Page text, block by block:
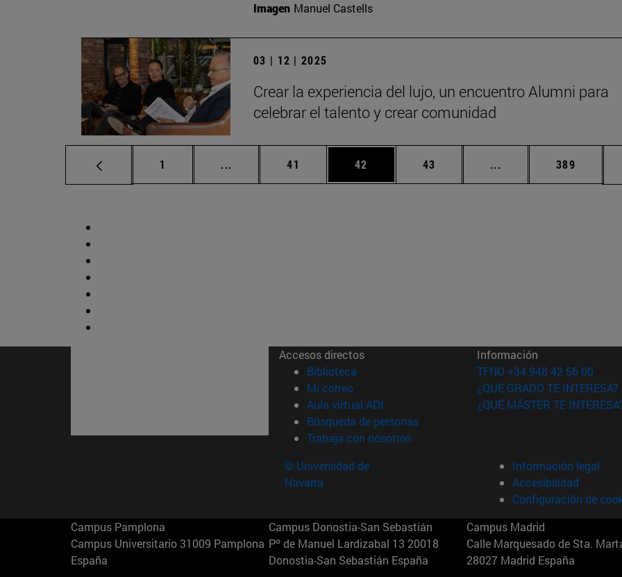
Imagen Manuel Castells
03 | 12 | 2025
Crear la experiencia del lujo, un encuentro Alumni para
celebrar el talento y crear comunidad
Página
1 ... Páginas intermedias Use TAB para desplazarse.
Página
41 Página
42 Página
43 ... Páginas intermedias
Página
389
Accesos directos
Biblioteca (abre en nueva ventana)
Mi correo(abre en nueva ventana)
Aula virtual ADI (abre en nueva ventana)
Búsqueda de personas(abre en nueva ventana)
Trabaja con nosotros(abre en nueva ventana)
Información
TFNO +34 948 42 56 00
¿QUÉ GRADO TE INTERESA?
¿QUÉ MÁSTER TE
© Universidad de
Navarra
Información legal
Accesibilidad
Configuración de
Campus Pamplona
Campus Universitario 31009 Pamplona
España
Campus Donostia-San Sebastián
Pº de Manuel Lardizabal 13 20018
Donostia-San Sebastián España
Campus Madrid
Calle Marquesado de Sta.
28027 Madrid España